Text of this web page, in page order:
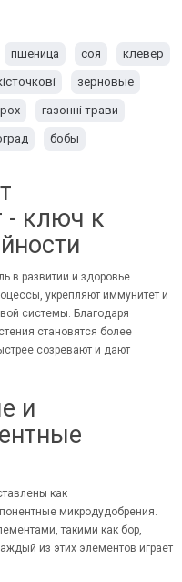
пшеница соя клевер
зерновые
газонні трави
бобы
- ключ к
в развитии и здоровье
укрепляют иммунитет и
системы. Благодаря
становятся более
созревают и дают
и
как
микродудобрения.
такими как бор,
из этих элементов играет